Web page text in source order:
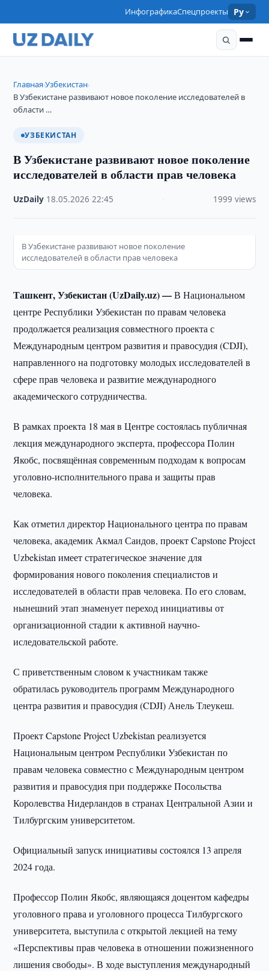
ИнфографикаСпецпроекты Ру
Главная›Узбекистан›
В Узбекистане развивают новое поколение исследователей в
области …
УЗБЕКИСТАН
В Узбекистане развивают новое поколение
исследователей в области прав человека
UzDaily 18.05.2026 ·22:45 1999 views
В Узбекистане развивают новое поколение
исследователей в области прав человека
Ташкент, Узбекистан (UzDaily.uz) —В Национальном
центре Республики Узбекистан по правам человека
продолжается реализация совместного проекта с
Международным центром развития и правосудия (CDJI),
направленного на подготовку молодых исследователей в
сфере прав человека и развитие международного
академического сотрудничества.
В рамках проекта 18 мая в Центре состоялась публичная
лекция международного эксперта, профессора Полин
Якобс, посвящённая современным подходам к вопросам
уголовно-исполнительного права и защиты прав
человека.
Как отметил директор Национального центра по правам
человека, академик Акмал Саидов, проект Capstone Project
Uzbekistan имеет стратегическое значение для
формирования нового поколения специалистов и
исследователей в области прав человека. По его словам,
нынешний этап знаменует переход инициативы от
организационной стадии к активной научно-
иследовательской работе.
С приветственным словом к участникам также
обратилась руководитель программ Международного
центра развития и правосудия (CDJI) Анель Тлеукеш.
Проект Capstone Project Uzbekistan реализуется
Национальным центром Республики Узбекистан по
правам человека совместно с Международным центром
развития и правосудия при поддержке Посольства
Королевства Нидерландов в странах Центральной Азии и
Тилбургским университетом.
Официальный запуск инициативы состоялся 13 апреля
2024 года.
Профессор Полин Якобс, являющаяся доцентом кафедры
уголовного права и уголовного процесса Тилбургского
университета, выступила с открытой лекцией на тему
«Перспективы прав человека в отношении пожизненного
лишения свободы». В ходе выступления международный